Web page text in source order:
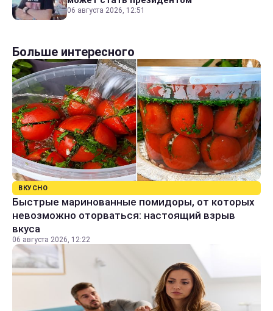
06 августа 2026, 12:51
Больше интересного
ВКУСНО
Быстрые маринованные помидоры, от которых
невозможно оторваться: настоящий взрыв
вкуса
06 августа 2026, 12:22